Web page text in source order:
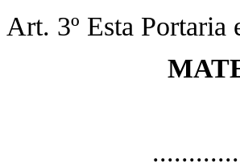
Art. 3º Esta Portaria